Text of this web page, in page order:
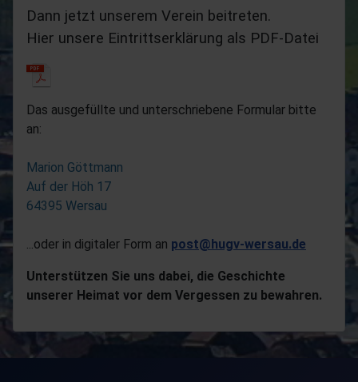
Dann jetzt unserem Verein beitreten.
Hier unsere Eintrittserklärung als PDF-Datei
Das ausgefüllte und unterschriebene Formular bitte
an:
Marion Göttmann
Auf der Höh 17
64395 Wersau
...oder in digitaler Form an post@hugv-wersau.de
Unterstützen Sie uns dabei, die Geschichte
unserer Heimat vor dem Vergessen zu bewahren.